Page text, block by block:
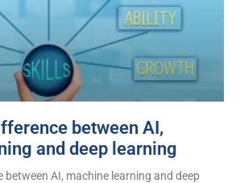
between AI ,
and deep learning
between AI, machine learning and deep